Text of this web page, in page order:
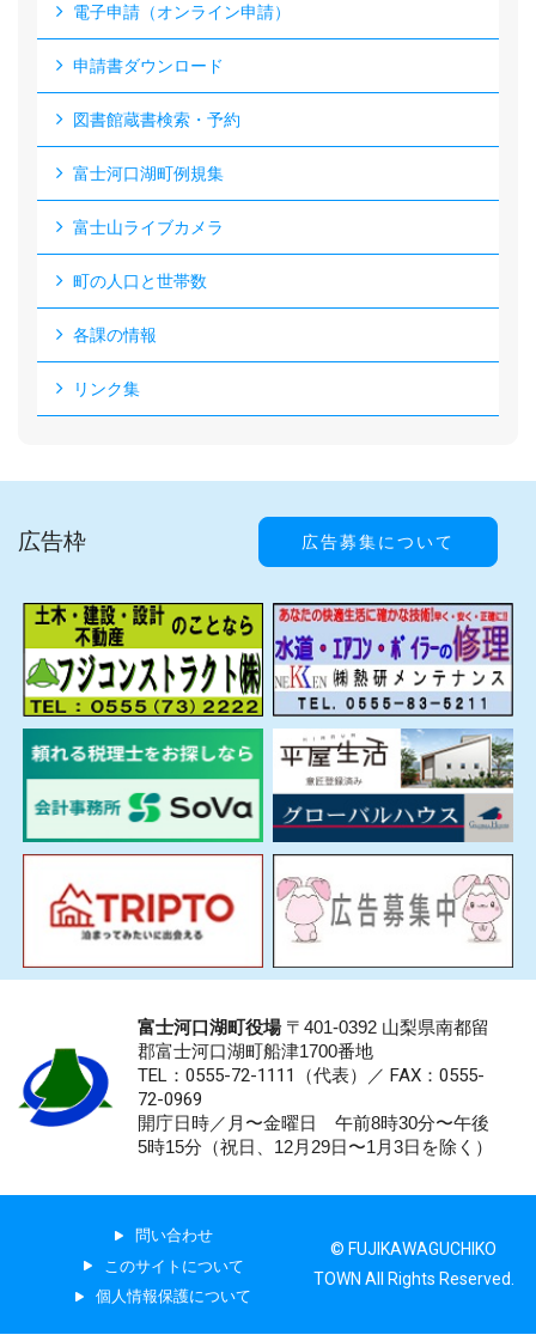
電子申請（オンライン申請）
申請書ダウンロード
図書館蔵書検索・予約
富士河口湖町例規集
富士山ライブカメラ
町の人口と世帯数
各課の情報
リンク集
広告枠 広告募集について
富士河口湖町役場〒401-0392 山梨県南都留
郡富士河口湖町船津1700番地
TEL：0555-72-1111 （代表）／ FAX：0555-
72-0969
開庁日時／月〜金曜日 午前8時30分〜午後
5時15分（祝日、12月29日〜1月3日を除く）
問い合わせ
このサイトについて
個人情報保護について
© FUJIKAWAGUCHIKO
TOWN All Rights Reserved.